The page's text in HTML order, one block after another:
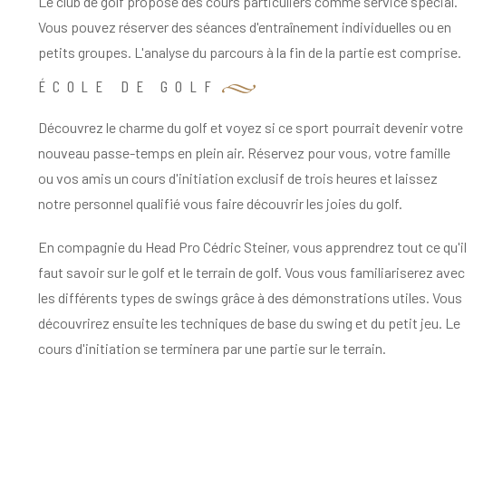
Vous pouvez réserver des séances d'entraînement individuelles ou en
petits groupes. L'analyse du parcours à la fin de la partie est comprise.
ÉCOLE DE GOLF
Découvrez le charme du golf et voyez si ce sport pourrait devenir votre
nouveau passe-temps en plein air. Réservez pour vous, votre famille
ou vos amis un cours d'initiation exclusif de trois heures et laissez
notre personnel qualifié vous faire découvrir les joies du golf.
En compagnie du Head Pro Cédric Steiner, vous apprendrez tout ce qu'il
faut savoir sur le golf et le terrain de golf. Vous vous familiariserez avec
les différents types de swings grâce à des démonstrations utiles. Vous
découvrirez ensuite les techniques de base du swing et du petit jeu. Le
cours d'initiation se terminera par une partie sur le terrain.